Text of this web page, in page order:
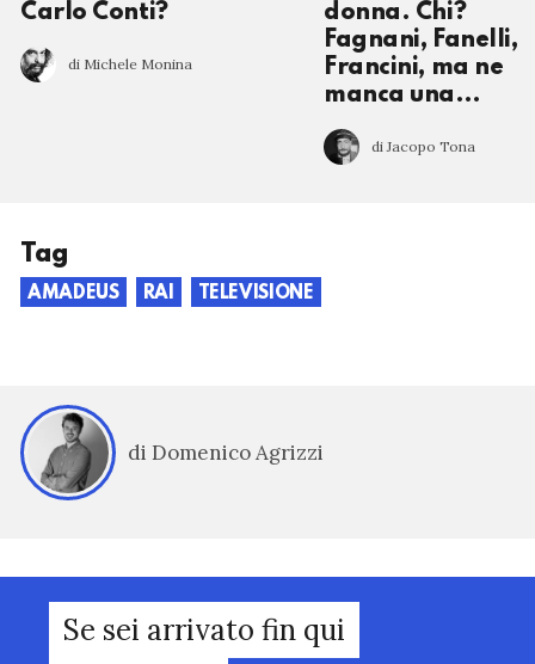
Carlo Conti?
di Michele Monina
donna. Chi?
Fagnani, Fanelli,
Francini, ma ne
manca una…
di Jacopo Tona
Tag
AMADEUS RAI TELEVISIONE
di Domenico Agrizzi
Se sei arrivato fin qui